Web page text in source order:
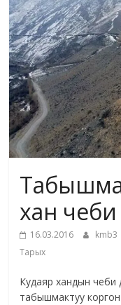
жана
адабияты
хан чеби
16.03.2016 kmb3
Тарых
Кудаяр хандын чеби
табышмактуу